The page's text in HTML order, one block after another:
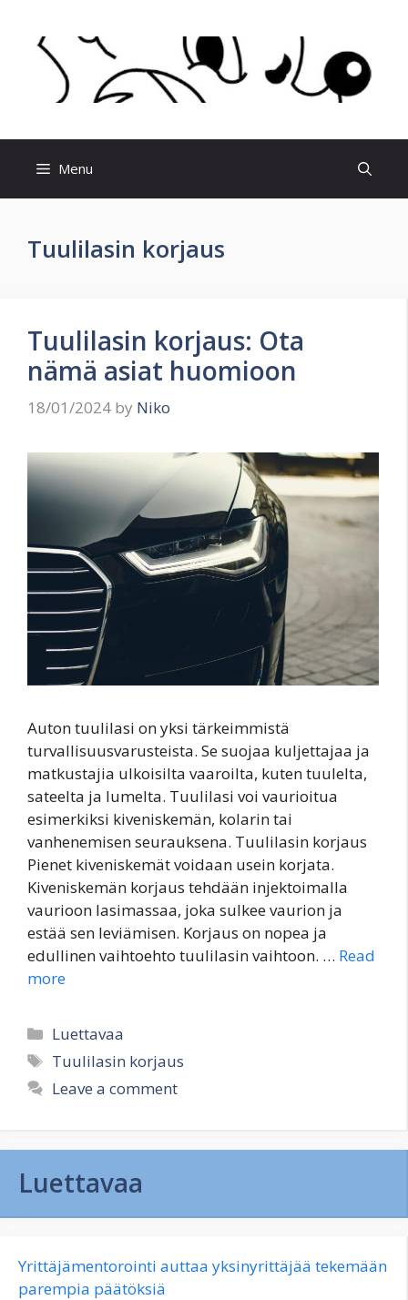
content
Menu
Tuulilasin korjaus
Tuulilasin korjaus: Ota
nämä asiat huomioon
18/01/2024 by Niko
Auton tuulilasi on yksi tärkeimmistä
turvallisuusvarusteista. Se suojaa kuljettajaa ja
matkustajia ulkoisilta vaaroilta, kuten tuulelta,
sateelta ja lumelta. Tuulilasi voi vaurioitua
esimerkiksi kiveniskemän, kolarin tai
vanhenemisen seurauksena. Tuulilasin korjaus
Pienet kiveniskemät voidaan usein korjata.
Kiveniskemän korjaus tehdään injektoimalla
vaurioon lasimassaa, joka sulkee vaurion ja
estää sen leviämisen. Korjaus on nopea ja
edullinen vaihtoehto tuulilasin vaihtoon. … Read
more
Categories
Luettavaa
Tags
Tuulilasin korjaus
Leave a comment
Luettavaa
Yrittäjämentorointi auttaa yksinyrittäjää tekemään
parempia päätöksiä